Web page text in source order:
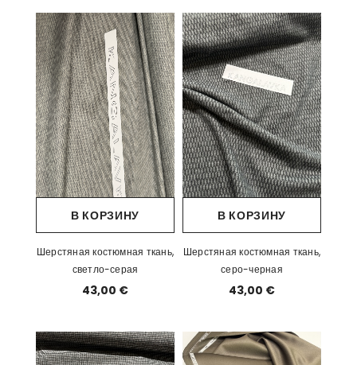
В КОРЗИНУ
Шерстяная костюмная ткань,
светло-серая
43,00 €
В КОРЗИНУ
Шерстяная костюмная ткань,
серо-черная
43,00 €